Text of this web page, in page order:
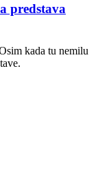
predstava
kada tu nemilu